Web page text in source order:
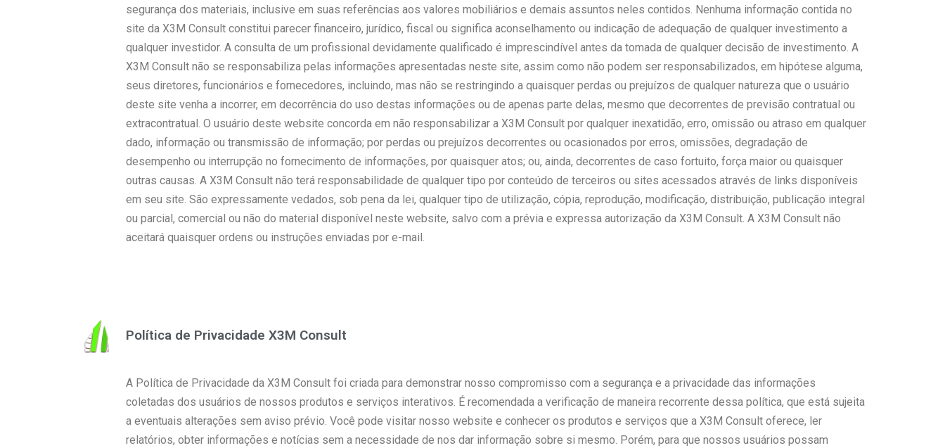
segurança dos materiais, inclusive em suas referências aos valores mobiliários e demais assuntos neles contidos. Nenhuma informação contida no
site da X3M Consult constitui parecer financeiro, jurídico, fiscal ou significa aconselhamento ou indicação de adequação de qualquer investimento a
qualquer investidor. A consulta de um profissional devidamente qualificado é imprescindível antes da tomada de qualquer decisão de investimento. A
X3M Consult não se responsabiliza pelas informações apresentadas neste site, assim como não podem ser responsabilizados, em hipótese alguma,
seus diretores, funcionários e fornecedores, incluindo, mas não se restringindo a quaisquer perdas ou prejuízos de qualquer natureza que o usuário
deste site venha a incorrer, em decorrência do uso destas informações ou de apenas parte delas, mesmo que decorrentes de previsão contratual ou
extracontratual. O usuário deste website concorda em não responsabilizar a X3M Consult por qualquer inexatidão, erro, omissão ou atraso em qualquer
dado, informação ou transmissão de informação; por perdas ou prejuízos decorrentes ou ocasionados por erros, omissões, degradação de
desempenho ou interrupção no fornecimento de informações, por quaisquer atos; ou, ainda, decorrentes de caso fortuito, força maior ou quaisquer
outras causas. A X3M Consult não terá responsabilidade de qualquer tipo por conteúdo de terceiros ou sites acessados através de links disponíveis
em seu site. São expressamente vedados, sob pena da lei, qualquer tipo de utilização, cópia, reprodução, modificação, distribuição, publicação integral
ou parcial, comercial ou não do material disponível neste website, salvo com a prévia e expressa autorização da X3M Consult. A X3M Consult não
aceitará quaisquer ordens ou instruções enviadas por e-mail.
Política de Privacidade X3M Consult
A Política de Privacidade da X3M Consult foi criada para demonstrar nosso compromisso com a segurança e a privacidade das informações
coletadas dos usuários de nossos produtos e serviços interativos. É recomendada a verificação de maneira recorrente dessa política, que está sujeita
a eventuais alterações sem aviso prévio. Você pode visitar nosso website e conhecer os produtos e serviços que a X3M Consult oferece, ler
relatórios, obter informações e notícias sem a necessidade de nos dar informação sobre si mesmo. Porém, para que nossos usuários possam